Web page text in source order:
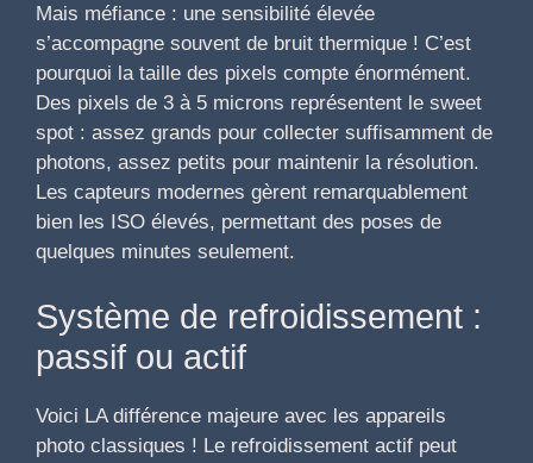
Mais méfiance : une sensibilité élevée
s’accompagne souvent de bruit thermique ! C’est
pourquoi la taille des pixels compte énormément.
Des pixels de 3 à 5 microns représentent le sweet
spot : assez grands pour collecter suffisamment de
photons, assez petits pour maintenir la résolution.
Les capteurs modernes gèrent remarquablement
bien les ISO élevés, permettant des poses de
quelques minutes seulement.
Système de refroidissement :
passif ou actif
Voici LA différence majeure avec les appareils
photo classiques ! Le refroidissement actif peut